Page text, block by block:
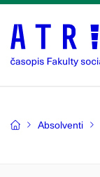
Absolventi